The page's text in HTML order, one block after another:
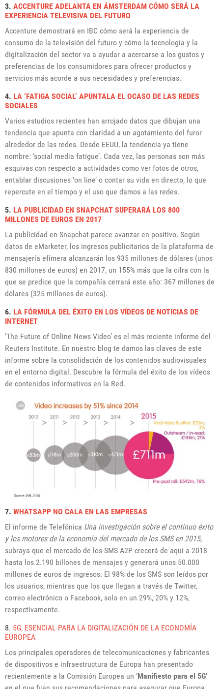
3. ACCENTURE ADELANTA EN ÁMSTERDAM CÓMO SERÁ LA
EXPERIENCIA TELEVISIVA DEL FUTURO
Accenture demostrará en IBC cómo será la experiencia de
consumo de la televisión del futuro y cómo la tecnología y la
digitalización del sector va a ayudar a acercarse a los gustos y
preferencias de los consumidores para ofrecer productos y
servicios más acorde a sus necesidades y preferencias.
4. LA ‘FATIGA SOCIAL’ APUNTALA EL OCASO DE LAS REDES
SOCIALES
Varios estudios recientes han arrojado datos que dibujan una
tendencia que apunta con claridad a un agotamiento del furor
alrededor de las redes. Desde EEUU, la tendencia ya tiene
nombre: ‘social media fatigue’. Cada vez, las personas son más
esquivas con respecto a actividades como ver fotos de otros,
entablar discusiones ‘on line’ o contar su vida en directo, lo que
repercute en el tiempo y el uso que damos a las redes.
5. LA PUBLICIDAD EN SNAPCHAT SUPERARÁ LOS 800
MILLONES DE EUROS EN 2017
La publicidad en Snapchat parece avanzar en positivo. Según
datos de eMarketer, los ingresos publicitarios de la plataforma de
mensajería efímera alcanzarán los 935 millones de dólares (unos
830 millones de euros) en 2017, un 155% más que la cifra con la
que se predice que la compañía cerrará este año: 367 millones de
dólares (325 millones de euros).
6. LA FÓRMULA DEL ÉXITO EN LOS VÍDEOS DE NOTICIAS DE
INTERNET
‘The Future of Online News Video’ es el más reciente informe del
Reuters Institute. En nuestro blog te damos las claves de este
informe sobre la consolidación de los contenidos audiovisuales
en el entorno digital. Descubre la fórmula del éxito de los vídeos
de contenidos informativos en la Red.
7. WHATSAPP NO CALA EN LAS EMPRESAS
El informe de Telefónica Una investigación sobre el continuo éxito
y los motores de la economía del mercado de los SMS en 2015,
subraya que el mercado de los SMS A2P crecerá de aquí a 2018
hasta los 2.190 billones de mensajes y generará unos 50.000
millones de euros de ingresos. El 98% de los SMS son leídos por
los usuarios, mientras que los que llegan a través de Twitter,
correo electrónico o Facebook, solo en un 29%, 20% y 12%,
respectivamente.
8. 5G, ESENCIAL PARA LA DIGITALIZACIÓN DE LA ECONOMÍA
EUROPEA
Los principales operadores de telecomunicaciones y fabricantes
de dispositivos e infraestructura de Europa han presentado
recientemente a la Comisión Europea un ‘Manifiesto para el 5G‘